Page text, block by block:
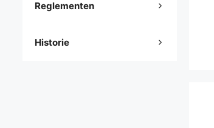
Reglementen
Historie